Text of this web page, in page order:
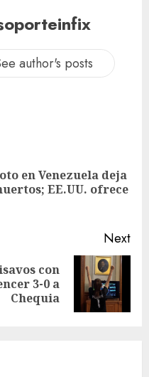
author's posts
en Venezuela deja
EE.UU. ofrece
Next
con
3-0 a
Chequia